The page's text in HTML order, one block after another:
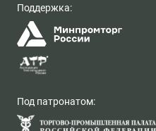
Поддержка:
Под патронатом: